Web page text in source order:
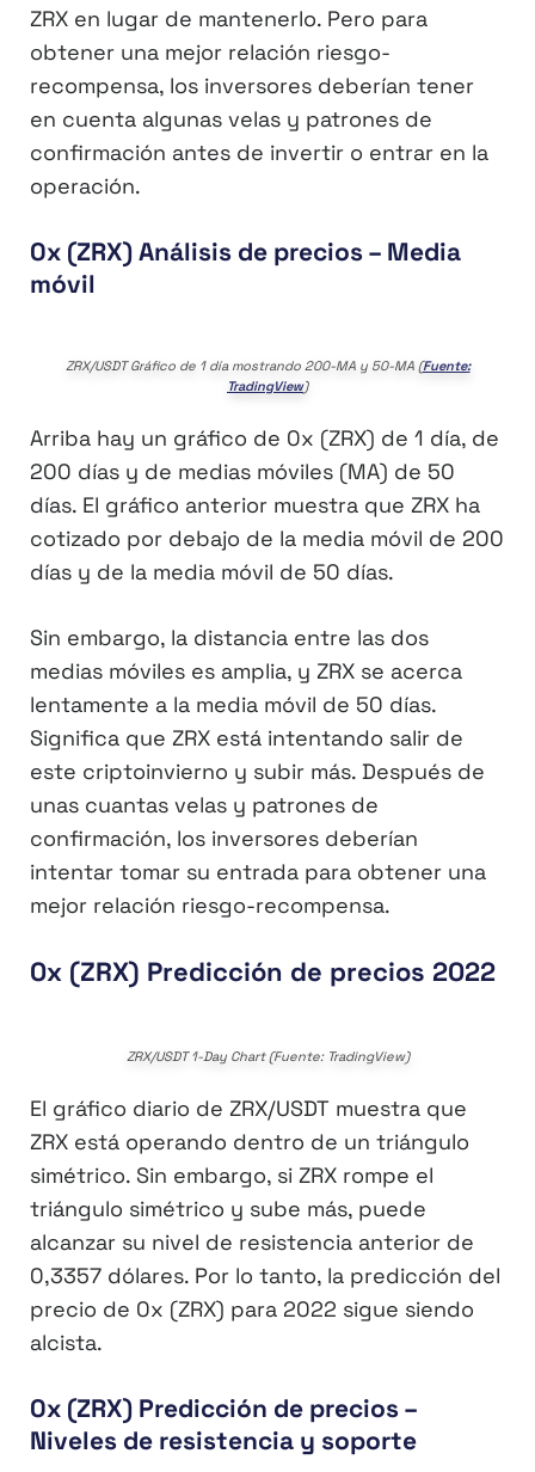
ZRX en lugar de mantenerlo. Pero para
obtener una mejor relación riesgo-
recompensa, los inversores deberían tener
en cuenta algunas velas y patrones de
confirmación antes de invertir o entrar en la
operación.
0x (ZRX) Análisis de precios – Media
móvil
ZRX/USDT Gráfico de 1 día mostrando 200-MA y 50-MA (Fuente:
TradingView)
Arriba hay un gráfico de 0x (ZRX) de 1 día, de
200 días y de medias móviles (MA) de 50
días. El gráfico anterior muestra que ZRX ha
cotizado por debajo de la media móvil de 200
días y de la media móvil de 50 días.
Sin embargo, la distancia entre las dos
medias móviles es amplia, y ZRX se acerca
lentamente a la media móvil de 50 días.
Significa que ZRX está intentando salir de
este criptoinvierno y subir más. Después de
unas cuantas velas y patrones de
confirmación, los inversores deberían
intentar tomar su entrada para obtener una
mejor relación riesgo-recompensa.
0x (ZRX) Predicción de precios 2022
ZRX/USDT 1-Day Chart (Fuente: TradingView)
El gráfico diario de ZRX/USDT muestra que
ZRX está operando dentro de un triángulo
simétrico. Sin embargo, si ZRX rompe el
triángulo simétrico y sube más, puede
alcanzar su nivel de resistencia anterior de
0,3357 dólares. Por lo tanto, la predicción del
precio de 0x (ZRX) para 2022 sigue siendo
alcista.
0x (ZRX) Predicción de precios –
Niveles de resistencia y soporte